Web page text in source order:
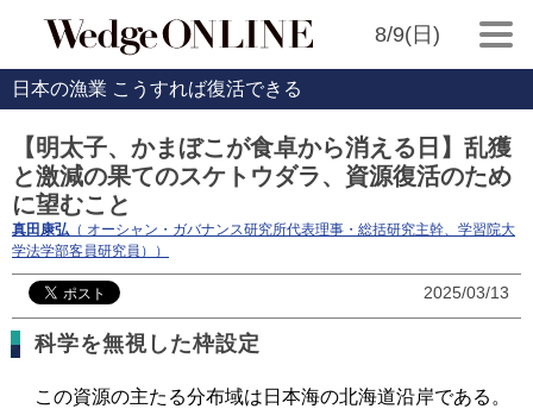
8/9(日)
日本の漁業 こうすれば復活できる
【明太子、かまぼこが食卓から消える日】乱獲
と激減の果てのスケトウダラ、資源復活のため
に望むこと
真田康弘 （ オーシャン・ガバナンス研究所代表理事・総括研究主幹、学習院大
学法学部客員研究員））
2025/03/13
科学を無視した枠設定
この資源の主たる分布域は日本海の北海道沿岸である。